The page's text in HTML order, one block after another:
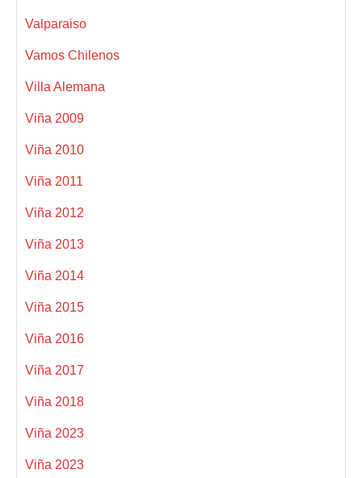
Valparaiso
Vamos Chilenos
Villa Alemana
Viña 2009
Viña 2010
Viña 2011
Viña 2012
Viña 2013
Viña 2014
Viña 2015
Viña 2016
Viña 2017
Viña 2018
Viña 2023
Viña 2023